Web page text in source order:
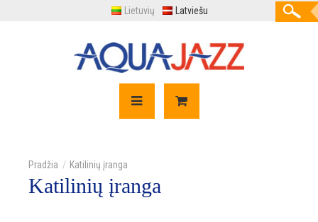
Lietuvių Latviešu
Katilinių įranga
Katilinių įranga